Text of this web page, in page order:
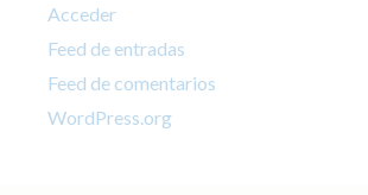
Acceder
Feed de entradas
Feed de comentarios
WordPress.org